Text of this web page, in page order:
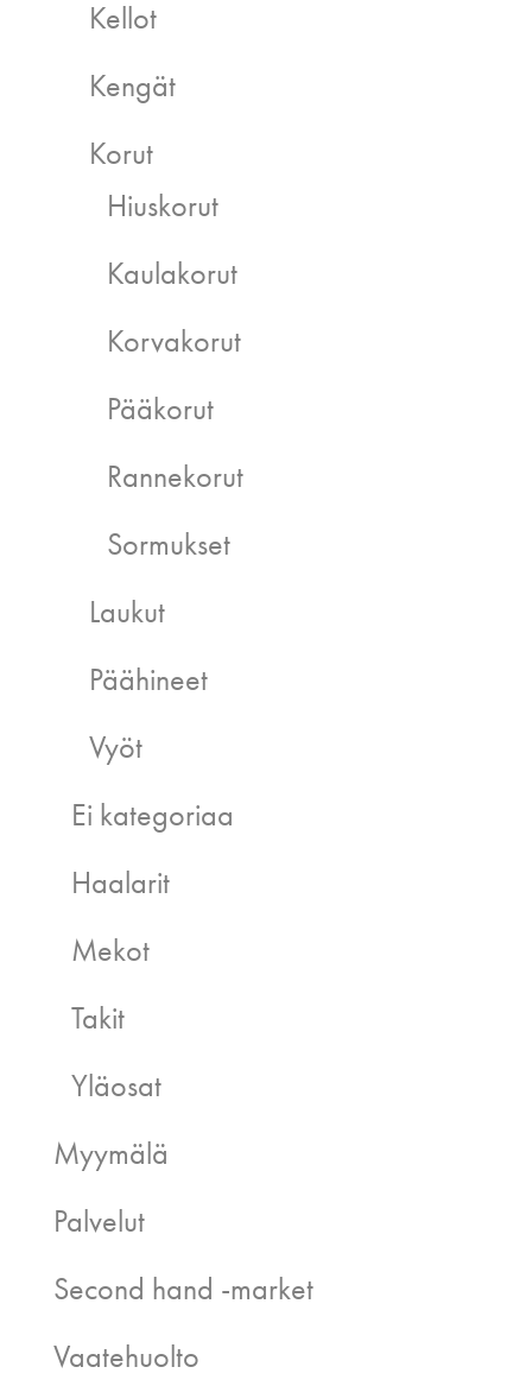
Kellot
Kengät
Korut
Hiuskorut
Kaulakorut
Korvakorut
Pääkorut
Rannekorut
Sormukset
Laukut
Päähineet
Vyöt
Ei kategoriaa
Haalarit
Mekot
Takit
Yläosat
Myymälä
Palvelut
Second hand -market
Vaatehuolto